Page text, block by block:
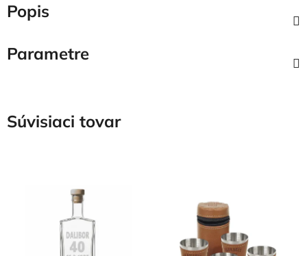
Popis
Parametre
Súvisiaci tovar